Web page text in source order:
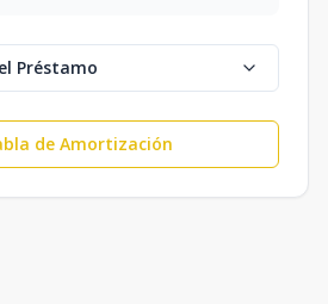
Préstamo
de Amortización